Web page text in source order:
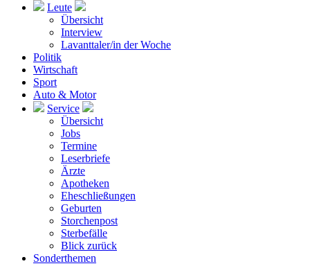
Leute
Übersicht
Interview
Lavanttaler/in der Woche
Politik
Wirtschaft
Sport
Auto & Motor
Service
Übersicht
Jobs
Termine
Leserbriefe
Ärzte
Apotheken
Eheschließungen
Geburten
Storchenpost
Sterbefälle
Blick zurück
Sonderthemen